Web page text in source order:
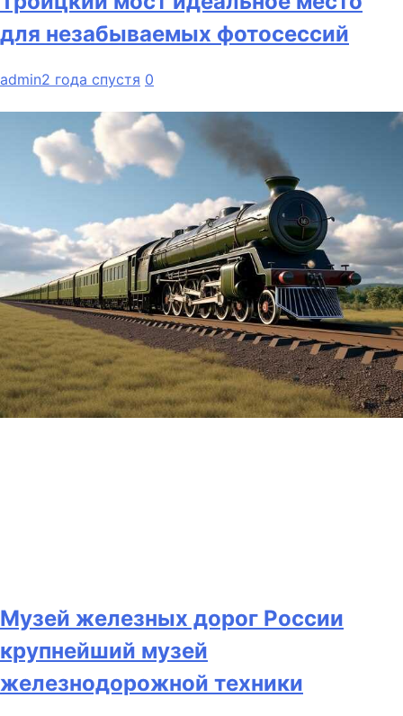
для незабываемых фотосессий
admin2 года спустя 0
Музей железных дорог России
крупнейший музей
железнодорожной техники